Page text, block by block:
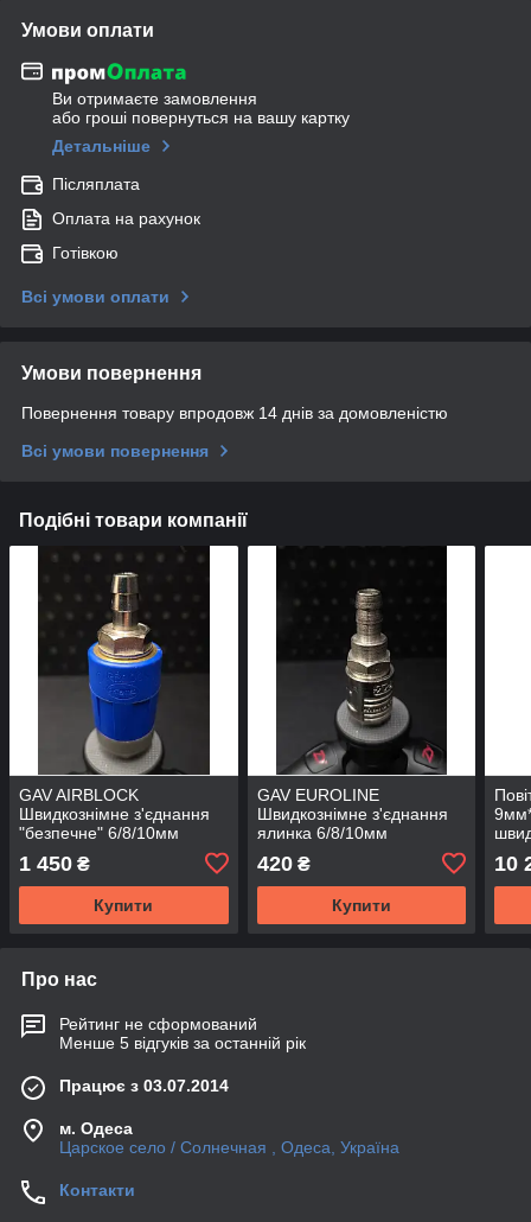
Умови оплати
Ви отримаєте замовлення
або гроші повернуться на вашу картку
Детальніше
Післяплата
Оплата на рахунок
Готівкою
Всі умови оплати
Умови повернення
Повернення товару впродовж 14 днів за домовленістю
Всі умови повернення
Подібні товари компанії
GAV AIRBLOCK
Швидкознімне з'єднання
"безпечне" 6/8/10мм
1 450 ₴
Купити
GAV EUROLINE
Швидкознімне з'єднання
ялинка 6/8/10мм
420₴
Купити
10
Про нас
Рейтинг не сформований
Менше 5 відгуків за останній рік
Працює з 03.07.2014
м. Одеса
Царское село / Солнечная , Одеса, Україна
Контакти